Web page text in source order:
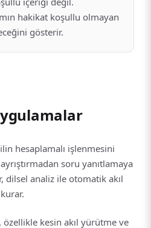
hakikat koşullu olmayan
gösterir.
hesaplamalı işlenmesini
soru yanıtlamaya
dilsel analiz ile otomatik akıl
kesin akıl yürütme ve